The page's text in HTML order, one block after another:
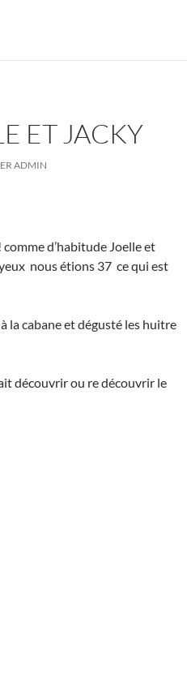
ET JACKY
ADMIN
d’habitude Joelle et
nous étions 37 ce qui est
la cabane et dégusté les huitre
découvrir ou re découvrir le